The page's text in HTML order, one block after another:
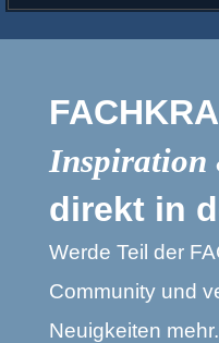
Inspiration
direkt in
Werde Teil der
Community und
Neuigkeiten